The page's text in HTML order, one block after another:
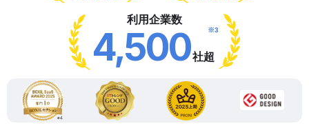
利用企業数
4,500社超
※3